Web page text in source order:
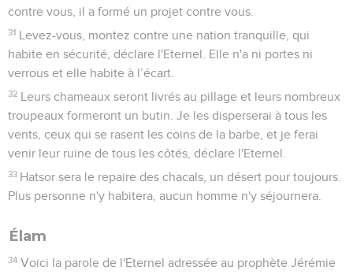
contre vous, il a formé un projet contre vous.
31 Levez-vous, montez contre une nation tranquille, qui
habite en sécurité, déclare l'Eternel. Elle n'a ni portes ni
verrous et elle habite à l’écart.
32 Leurs chameaux seront livrés au pillage et leurs nombreux
troupeaux formeront un butin. Je les disperserai à tous les
vents, ceux qui se rasent les coins de la barbe, et je ferai
venir leur ruine de tous les côtés, déclare l'Eternel.
33 Hatsor sera le repaire des chacals, un désert pour toujours.
Plus personne n'y habitera, aucun homme n'y séjournera.
Élam
34 Voici la parole de l'Eternel adressée au prophète Jérémie